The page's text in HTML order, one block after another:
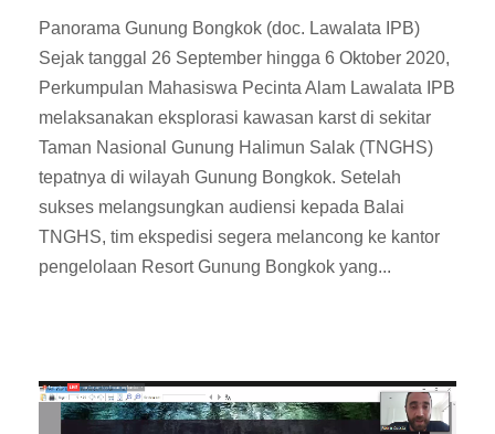
Panorama Gunung Bongkok (doc. Lawalata IPB)
Sejak tanggal 26 September hingga 6 Oktober 2020,
Perkumpulan Mahasiswa Pecinta Alam Lawalata IPB
melaksanakan eksplorasi kawasan karst di sekitar
Taman Nasional Gunung Halimun Salak (TNGHS)
tepatnya di wilayah Gunung Bongkok. Setelah
sukses melangsungkan audiensi kepada Balai
TNGHS, tim ekspedisi segera melancong ke kantor
pengelolaan Resort Gunung Bongkok yang...